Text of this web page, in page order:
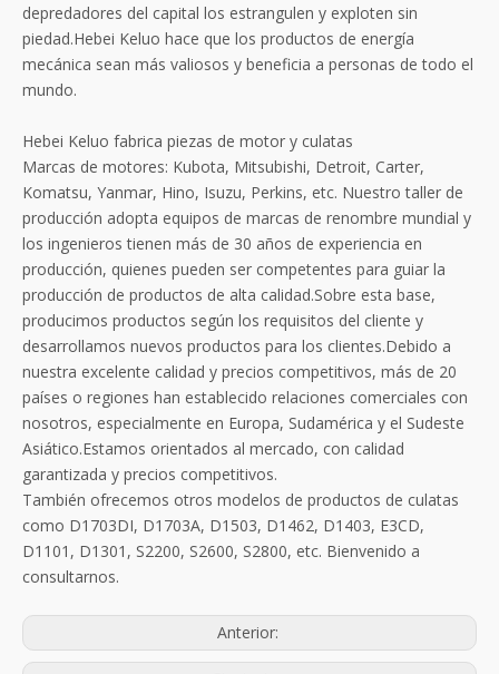
depredadores del capital los estrangulen y exploten sin
piedad.Hebei Keluo hace que los productos de energía
mecánica sean más valiosos y beneficia a personas de todo el
mundo.
Hebei Keluo fabrica piezas de motor y culatas
Marcas de motores: Kubota, Mitsubishi, Detroit, Carter,
Komatsu, Yanmar, Hino, Isuzu, Perkins, etc. Nuestro taller de
producción adopta equipos de marcas de renombre mundial y
los ingenieros tienen más de 30 años de experiencia en
producción, quienes pueden ser competentes para guiar la
producción de productos de alta calidad.Sobre esta base,
producimos productos según los requisitos del cliente y
desarrollamos nuevos productos para los clientes.Debido a
nuestra excelente calidad y precios competitivos, más de 20
países o regiones han establecido relaciones comerciales con
nosotros, especialmente en Europa, Sudamérica y el Sudeste
Asiático.Estamos orientados al mercado, con calidad
garantizada y precios competitivos.
También ofrecemos otros modelos de productos de culatas
como D1703DI, D1703A, D1503, D1462, D1403, E3CD,
D1101, D1301, S2200, S2600, S2800, etc. Bienvenido a
consultarnos.
Anterior: